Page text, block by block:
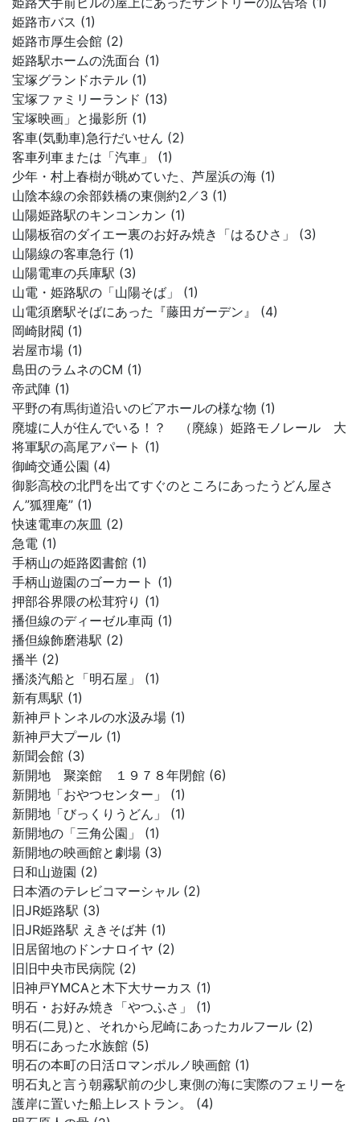
姫路市バス (1)
姫路市厚生会館 (2)
姫路駅ホームの洗面台 (1)
宝塚グランドホテル (1)
宝塚ファミリーランド (13)
宝塚映画」と撮影所 (1)
客車(気動車)急行だいせん (2)
客車列車または「汽車」 (1)
少年・村上春樹が眺めていた、芦屋浜の海 (1)
山陰本線の余部鉄橋の東側約2／3 (1)
山陽姫路駅のキンコンカン (1)
山陽板宿のダイエー裏のお好み焼き「はるひさ」 (3)
山陽線の客車急行 (1)
山陽電車の兵庫駅 (3)
山電・姫路駅の「山陽そば」 (1)
山電須磨駅そばにあった『藤田ガーデン』 (4)
岡崎財閥 (1)
岩屋市場 (1)
島田のラムネのCM (1)
帝武陣 (1)
平野の有馬街道沿いのビアホールの様な物 (1)
廃墟に人が住んでいる！？ （廃線）姫路モノレール 大
将軍駅の高尾アパート (1)
御崎交通公園 (4)
御影高校の北門を出てすぐのところにあったうどん屋さ
ん”狐狸庵” (1)
快速電車の灰皿 (2)
急電 (1)
手柄山の姫路図書館 (1)
手柄山遊園のゴーカート (1)
押部谷界隈の松茸狩り (1)
播但線のディーゼル車両 (1)
播但線飾磨港駅 (2)
播半 (2)
播淡汽船と「明石屋」 (1)
新有馬駅 (1)
新神戸トンネルの水汲み場 (1)
新神戸大プール (1)
新聞会館 (3)
新開地 聚楽館 １９７８年閉館 (6)
新開地「おやつセンター」 (1)
新開地「びっくりうどん」 (1)
新開地の「三角公園」 (1)
新開地の映画館と劇場 (3)
日和山遊園 (2)
日本酒のテレビコマーシャル (2)
旧JR姫路駅 (3)
旧JR姫路駅 えきそば丼 (1)
旧居留地のドンナロイヤ (2)
旧旧中央市民病院 (2)
旧神戸YMCAと木下大サーカス (1)
明石・お好み焼き「やつふさ」 (1)
明石(二見)と、それから尼崎にあったカルフール (2)
明石にあった水族館 (5)
明石の本町の日活ロマンポルノ映画館 (1)
明石丸と言う朝霧駅前の少し東側の海に実際のフェリーを
護岸に置いた船上レストラン。 (4)